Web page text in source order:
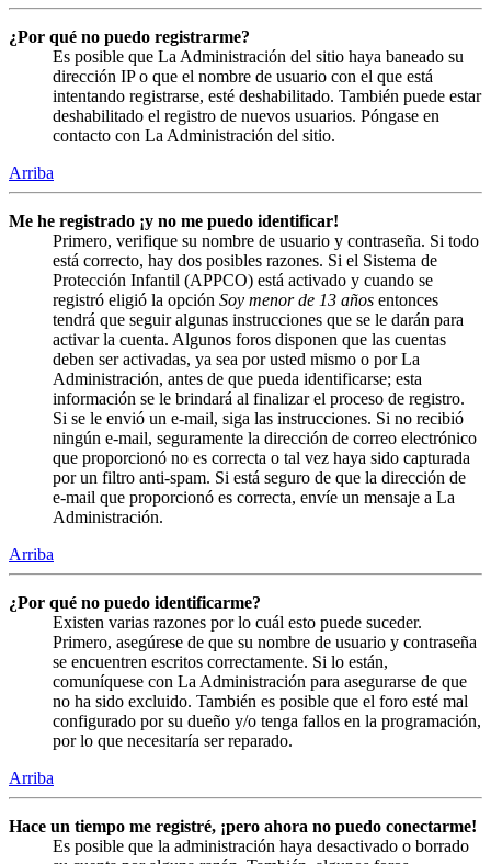
¿Por qué no puedo registrarme?
Es posible que La Administración del sitio haya baneado su
dirección IP o que el nombre de usuario con el que está
intentando registrarse, esté deshabilitado. También puede estar
deshabilitado el registro de nuevos usuarios. Póngase en
contacto con La Administración del sitio.
Arriba
Me he registrado ¡y no me puedo identificar!
Primero, verifique su nombre de usuario y contraseña. Si todo
está correcto, hay dos posibles razones. Si el Sistema de
Protección Infantil (APPCO) está activado y cuando se
registró eligió la opción Soy menor de 13 años entonces
tendrá que seguir algunas instrucciones que se le darán para
activar la cuenta. Algunos foros disponen que las cuentas
deben ser activadas, ya sea por usted mismo o por La
Administración, antes de que pueda identificarse; esta
información se le brindará al finalizar el proceso de registro.
Si se le envió un e-mail, siga las instrucciones. Si no recibió
ningún e-mail, seguramente la dirección de correo electrónico
que proporcionó no es correcta o tal vez haya sido capturada
por un filtro anti-spam. Si está seguro de que la dirección de
e-mail que proporcionó es correcta, envíe un mensaje a La
Administración.
Arriba
¿Por qué no puedo identificarme?
Existen varias razones por lo cuál esto puede suceder.
Primero, asegúrese de que su nombre de usuario y contraseña
se encuentren escritos correctamente. Si lo están,
comuníquese con La Administración para asegurarse de que
no ha sido excluido. También es posible que el foro esté mal
configurado por su dueño y/o tenga fallos en la programación,
por lo que necesitaría ser reparado.
Arriba
Hace un tiempo me registré, ¡pero ahora no puedo conectarme!
Es posible que la administración haya desactivado o borrado